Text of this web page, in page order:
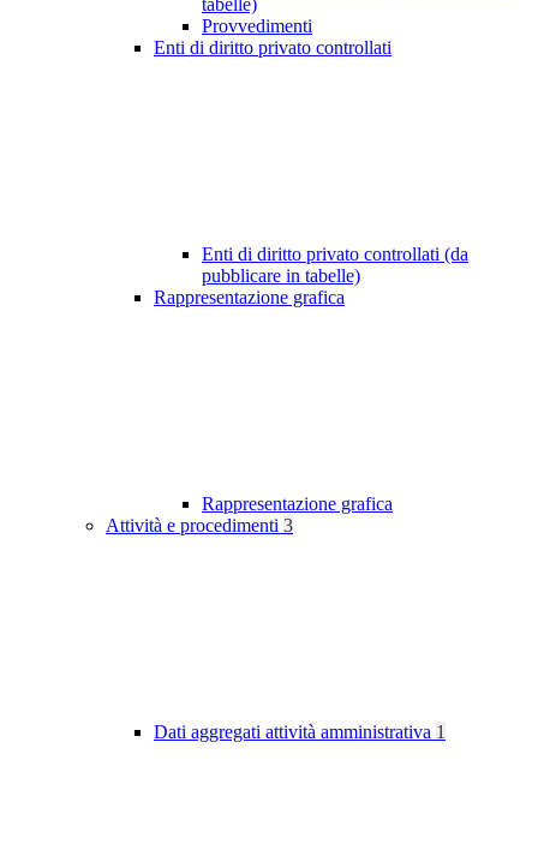
tabelle)
Provvedimenti
Enti di diritto privato controllati
Enti di diritto privato controllati (da
pubblicare in tabelle)
Rappresentazione grafica
Rappresentazione grafica
Attività e procedimenti 3
Dati aggregati attività amministrativa 1